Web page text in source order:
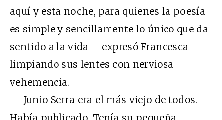
aquí y esta noche, para quienes la poesía
es simple y sencillamente lo único que da
sentido a la vida —expresó Francesca
limpiando sus lentes con nerviosa
vehemencia.
Junio Serra era el más viejo de todos.
Había publicado. Tenía su pequeña